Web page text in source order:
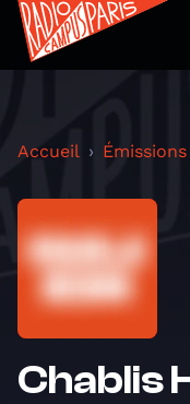
Accueil Émissions
Chablis